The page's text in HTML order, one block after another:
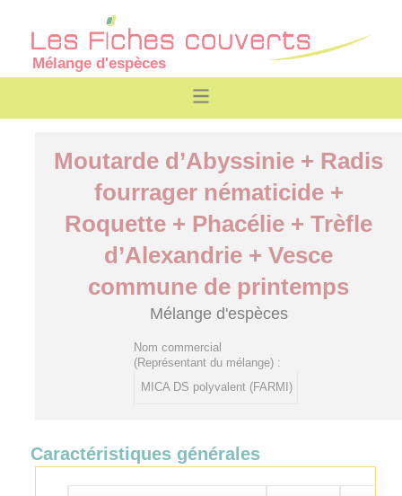
Mélange d'espèces
Moutarde d’Abyssinie + Radis
fourrager nématicide +
Roquette + Phacélie + Trèfle
d’Alexandrie + Vesce
commune de printemps
Mélange d'espèces
Nom commercial
(Représentant du mélange) :
MICA DS polyvalent (FARMI)
Caractéristiques générales